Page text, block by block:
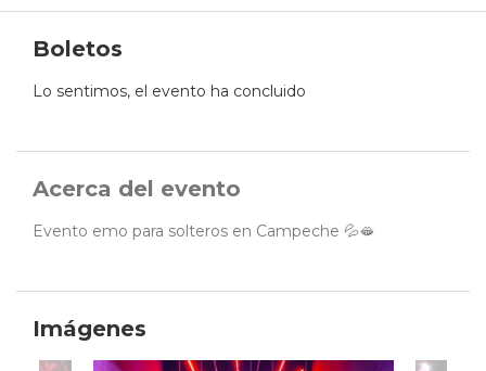
Boletos
Lo sentimos, el evento ha concluido
Acerca del evento
Evento emo para solteros en Campeche 💦🫦
Imágenes